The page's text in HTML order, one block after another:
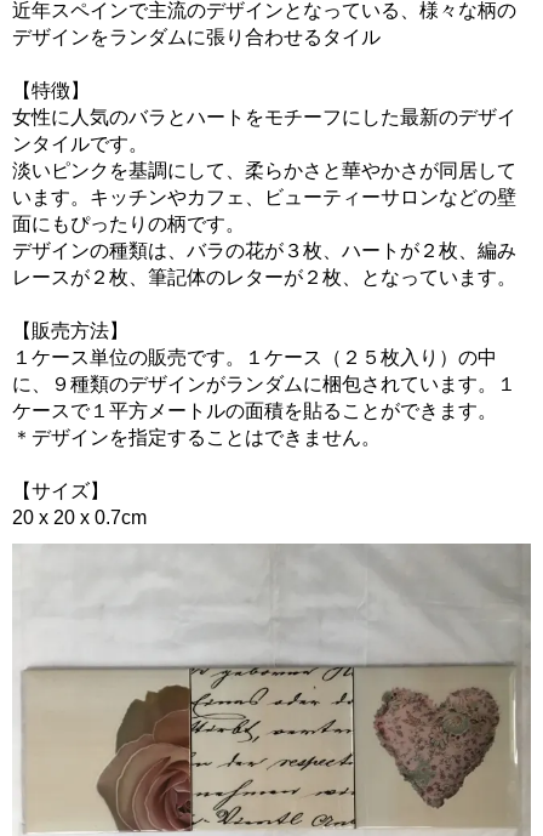
近年スペインで主流のデザインとなっている、様々な柄の
デザインをランダムに張り合わせるタイル
【特徴】
女性に人気のバラとハートをモチーフにした最新のデザイ
ンタイルです。
淡いピンクを基調にして、柔らかさと華やかさが同居して
います。キッチンやカフェ、ビューティーサロンなどの壁
面にもぴったりの柄です。
デザインの種類は、バラの花が３枚、ハートが２枚、編み
レースが２枚、筆記体のレターが２枚、となっています。
【販売方法】
１ケース単位の販売です。１ケース（２５枚入り）の中
に、９種類のデザインがランダムに梱包されています。１
ケースで１平方メートルの面積を貼ることができます。
＊デザインを指定することはできません。
【サイズ】
20 x 20 x 0.7cm